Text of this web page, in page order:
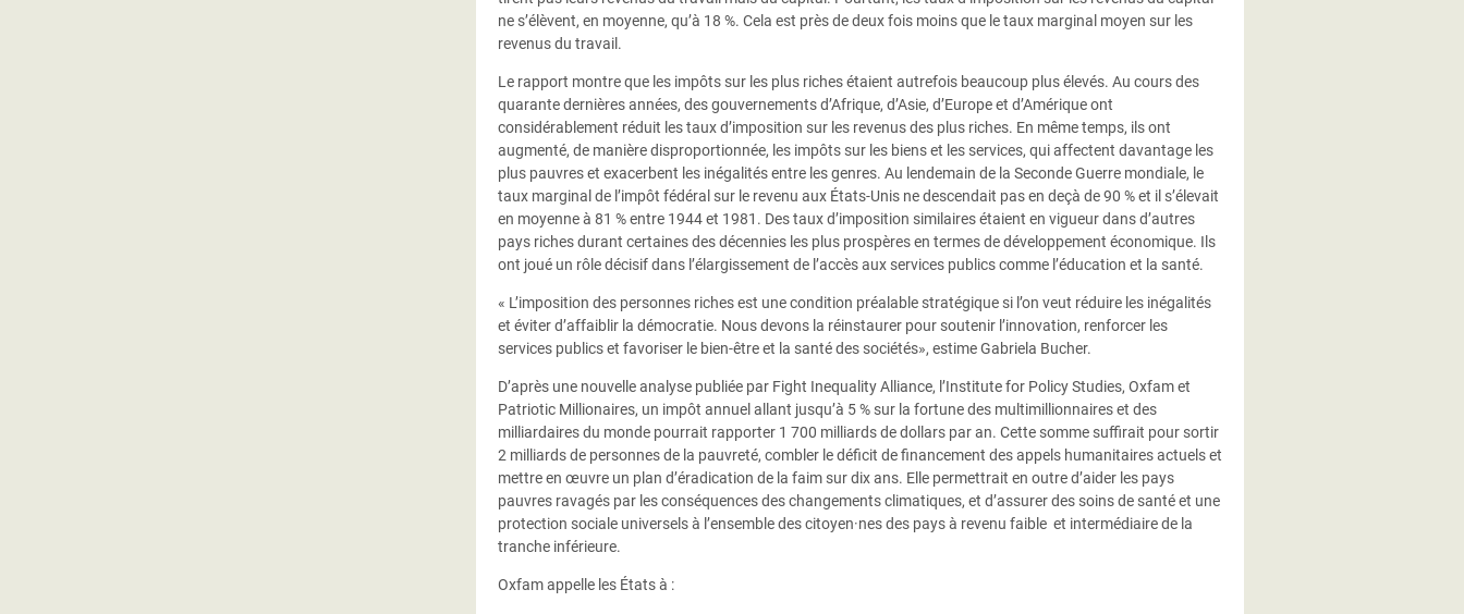
ne s’élèvent, en moyenne, qu’à 18 %. Cela est près de deux fois moins que le taux marginal moyen sur les
revenus du travail.
Le rapport montre que les impôts sur les plus riches étaient autrefois beaucoup plus élevés. Au cours des
quarante dernières années, des gouvernements d’Afrique, d’Asie, d’Europe et d’Amérique ont
considérablement réduit les taux d’imposition sur les revenus des plus riches. En même temps, ils ont
augmenté, de manière disproportionnée, les impôts sur les biens et les services, qui affectent davantage les
plus pauvres et exacerbent les inégalités entre les genres. Au lendemain de la Seconde Guerre mondiale, le
taux marginal de l’impôt fédéral sur le revenu aux États-Unis ne descendait pas en deçà de 90 % et il s’élevait
en moyenne à 81 % entre 1944 et 1981. Des taux d’imposition similaires étaient en vigueur dans d’autres
pays riches durant certaines des décennies les plus prospères en termes de développement économique. Ils
ont joué un rôle décisif dans l’élargissement de l’accès aux services publics comme l’éducation et la santé.
« L’imposition des personnes riches est une condition préalable stratégique si l’on veut réduire les inégalités
et éviter d’affaiblir la démocratie. Nous devons la réinstaurer pour soutenir l’innovation, renforcer les
services publics et favoriser le bien-être et la santé des sociétés», estime Gabriela Bucher.
D’après une nouvelle analyse publiée par Fight Inequality Alliance, l’Institute for Policy Studies, Oxfam et
Patriotic Millionaires, un impôt annuel allant jusqu’à 5 % sur la fortune des multimillionnaires et des
milliardaires du monde pourrait rapporter 1 700 milliards de dollars par an. Cette somme suffirait pour sortir
2 milliards de personnes de la pauvreté, combler le déficit de financement des appels humanitaires actuels et
mettre en œuvre un plan d’éradication de la faim sur dix ans. Elle permettrait en outre d’aider les pays
pauvres ravagés par les conséquences des changements climatiques, et d’assurer des soins de santé et une
protection sociale universels à l’ensemble des citoyen·nes des pays à revenu faible et intermédiaire de la
tranche inférieure.
Oxfam appelle les États à :